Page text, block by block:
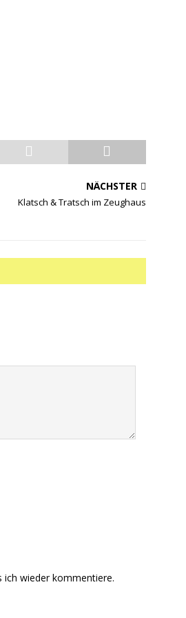
NÄCHSTER
Klatsch & Tratsch im Zeughaus
ich wieder kommentiere.